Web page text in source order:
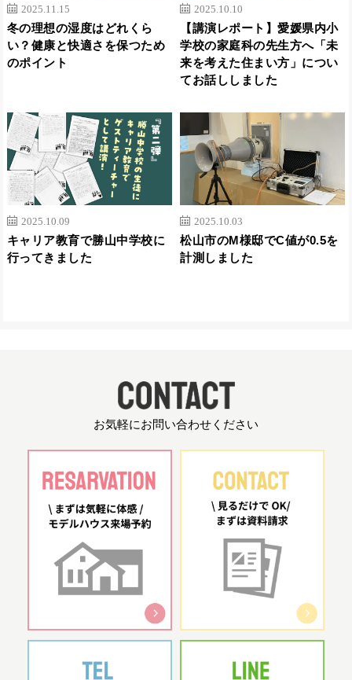
2025.11.15
冬の理想の湿度はどれくら
い？健康と快適さを保つため
のポイント
2025.10.10
【講演レポート】愛媛県内小
学校の家庭科の先生方へ「未
来を考えた住まい方」につい
てお話ししました
2025.10.09
キャリア教育で勝山中学校に
行ってきました
2025.10.03
松山市のM様邸でC値が0.5を
計測しました
お気軽にお問い合わせください